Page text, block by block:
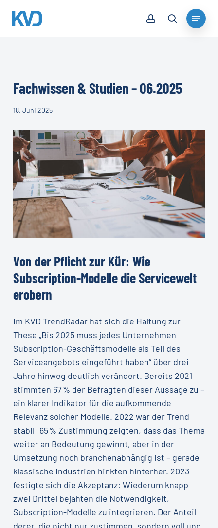
search
Menu
Fachwissen & Studien – 06.2025
18. Juni 2025
Von der Pflichtzur Kür: Wie
Subscription-ModelledieServicewelt
erobern
Im KVD TrendRadar hat sich die Haltung zur
These „Bis 2025 muss jedes Unternehmen
Subscription-Geschäftsmodelle als Teil des
Serviceangebots eingeführt haben“ über drei
Jahre hinweg deutlich verändert. Bereits 2021
stimmten 67 % der Befragten dieser Aussage zu –
ein klarer Indikator für die aufkommende
Relevanz solcher Modelle. 2022 war der Trend
stabil: 65 % Zustimmung zeigten, dass das Thema
weiter an Bedeutung gewinnt, aber in der
Umsetzung noch branchenabhängig ist – gerade
klassische Industrien hinkten hinterher. 2023
festigte sich die Akzeptanz: Wiederum knapp
zwei Drittel bejahten die Notwendigkeit,
Subscription-Modelle zu integrieren. Der Anteil
derer, die nicht nur zustimmen, sondern voll und
Close